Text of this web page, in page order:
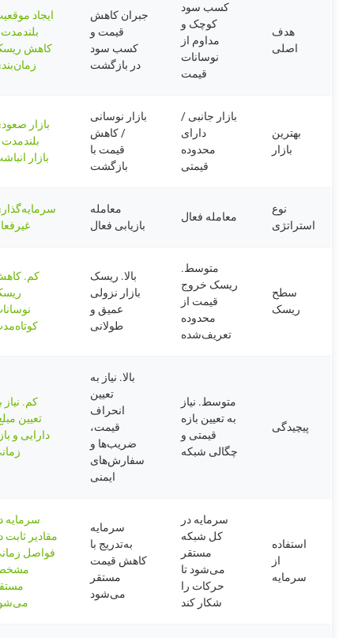
هدف
اصلی
کسب سود
کوچک و
مداوم از
نوسانات
قیمت
جبران کاهش
قیمت و
کسب سود
در بازگشت
ایجاد
کاهش
بهترین
بازار
بازار جانبی /
دارای
محدوده
قیمتی
بازار نوسانی
/ کاهش
قیمت با
بازگشت
بازار
بلندمدت
بازار
نوع
استراتژی
معامله فعال
معامله
بازیابی فعال
سطح
ریسک
متوسط.
ریسک خروج
قیمت از
محدوده
تعریف‌شده
بالا. ریسک
بازار نزولی
عمیق و
طولانی
کم.
پیچیدگی
متوسط. نیاز
به تعیین بازه
قیمتی و
چگالی شبکه
بالا. نیاز به
تعیین
انحراف
قیمت،
ضریب‌ها و
سفارش‌های
ایمنی
کم. نیاز
تعیین
دارایی و
استفاده
از
سرمایه
سرمایه در
کل شبکه
مستقر
می‌شود تا
حرکات را
شکار کند
سرمایه
به‌تدریج با
کاهش قیمت
مستقر
می‌شود
سرمایه
مقادیر ثابت
فواصل